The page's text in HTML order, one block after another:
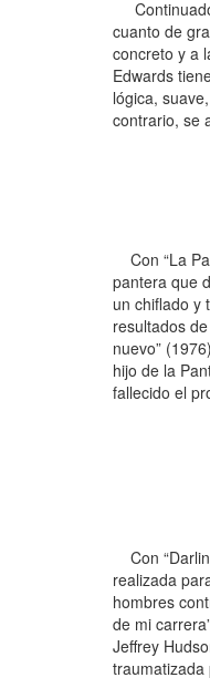
cuanto de
concreto y a
Edwards
lógica,
contrario, se
Con “La
pantera que
un chiflado y
resultados
nuevo”
hijo de la
fallecido el
Con
realizada
hombres
de mi
Jeffrey
traumatizada